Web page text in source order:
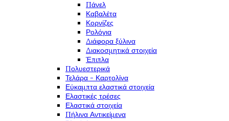
Πάνελ
Καβαλέτα
Κορνίζες
Ρολόγια
Διάφορα ξύλινα
Διακοσμητικά στοιχεία
Έπιπλα
Πολυεστερικά
Τελάρα - Καρτολίνα
Εύκαμπτα ελαστικά στοιχεία
Ελαστικές τρέσες
Ελαστικά στοιχεία
Πήλινα Αντικείμενα